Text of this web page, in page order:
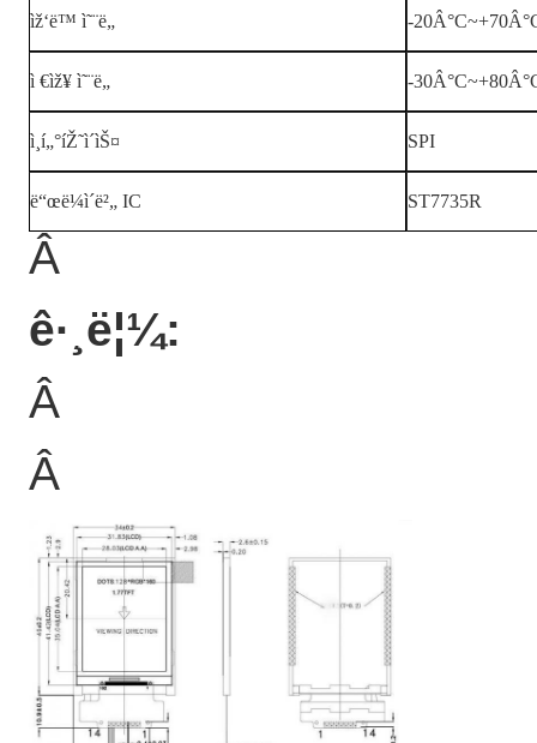
ìž‘ë™ ì˜¨ë„ -
ì €ìž¥ ì˜¨ë„ -
ì¸í„°íŽ˜ì´ìŠ¤ SPI
ë“œë¼ì´ë²„ IC ST7735R
Â
ê·¸ë¦¼:
Â
Â